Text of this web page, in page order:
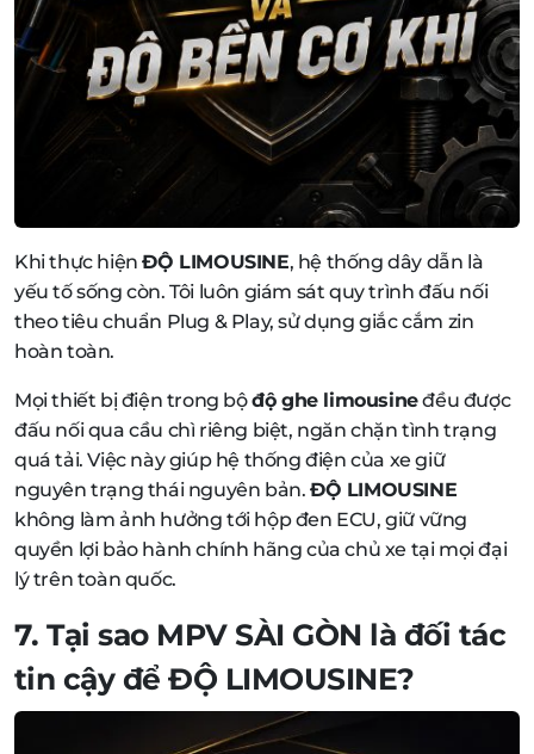
Khi thực hiệnĐỘ LIMOUSINE, hệ thống dây dẫn là
yếu tố sống còn. Tôi luôn giám sát quy trình đấu nối
theo tiêu chuẩn Plug & Play, sử dụng giắc cắm zin
hoàn toàn.
Mọi thiết bị điện trong bộđộ ghe limousineđều được
đấu nối qua cầu chì riêng biệt, ngăn chặn tình trạng
quá tải. Việc này giúp hệ thống điện của xe giữ
nguyên trạng thái nguyên bản.ĐỘ LIMOUSINE
không làm ảnh hưởng tới hộp đen ECU, giữ vững
quyền lợi bảo hành chính hãng của chủ xe tại mọi đại
lý trên toàn quốc.
7. Tại sao MPV SÀI GÒN là đối tác
tin cậy đểĐỘ LIMOUSINE?